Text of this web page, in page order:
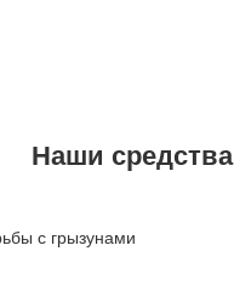
Наши средства